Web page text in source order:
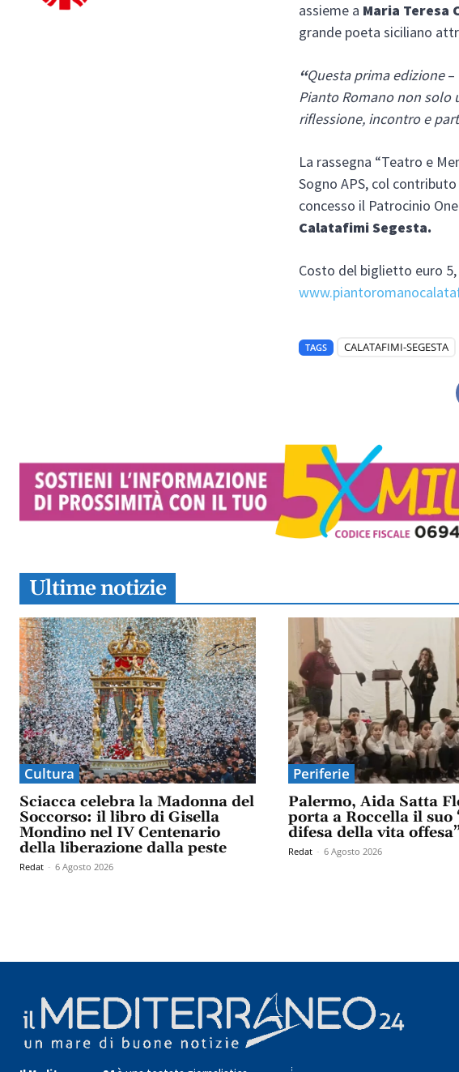
assieme a Maria Teresa
grande poeta siciliano
“Questa prima edizione–
Pianto Romano non solo
riflessione, incontro e
La rassegna “Teatro e
Sogno APS, col
concesso il Patrocinio
Calatafimi Segesta.
Costo del biglietto euro
TAGS CALATAFIMI-SEGESTA
Ultime notizie
Cultura
Sciacca celebra la Madonna del
Soccorso: il libro di Gisella
Mondino nel IV Centenario
della liberazione dalla peste
Redat - 6 Agosto 2026
Periferie
Palermo, Aida Satta
porta a Roccella il suo
difesa della vita
Redat - 6 Agosto 2026